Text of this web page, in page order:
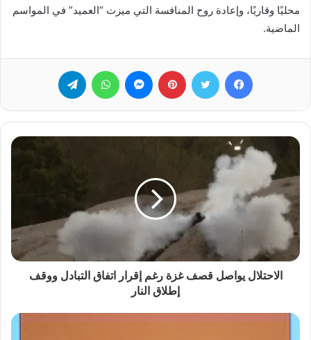
محليًا وقاريًا، وإعادة روح المنافسة التي ميزت “العميد” في المواسم
الماضية.
فيسبوك تويتر بينتيريست ماسنجر واتساب
الاحتلال يواصل قصف غزة رغم إقرار اتفاق التبادل ووقف
إطلاق النار